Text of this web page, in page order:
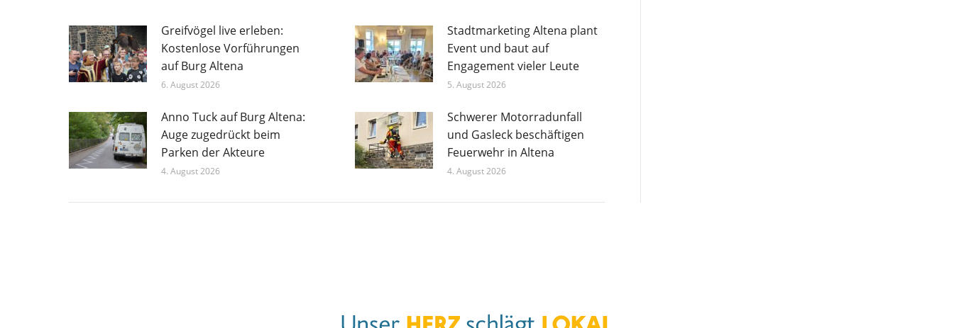
Greifvögel live erleben:
Kostenlose Vorführungen
auf Burg Altena
6. August 2026
Stadtmarketing Altena plant
Event und baut auf
Engagement vieler Leute
5. August 2026
Anno Tuck auf Burg Altena:
Auge zugedrückt beim
Parken der Akteure
4. August 2026
Schwerer Motorradunfall
und Gasleck beschäftigen
Feuerwehr in Altena
4. August 2026